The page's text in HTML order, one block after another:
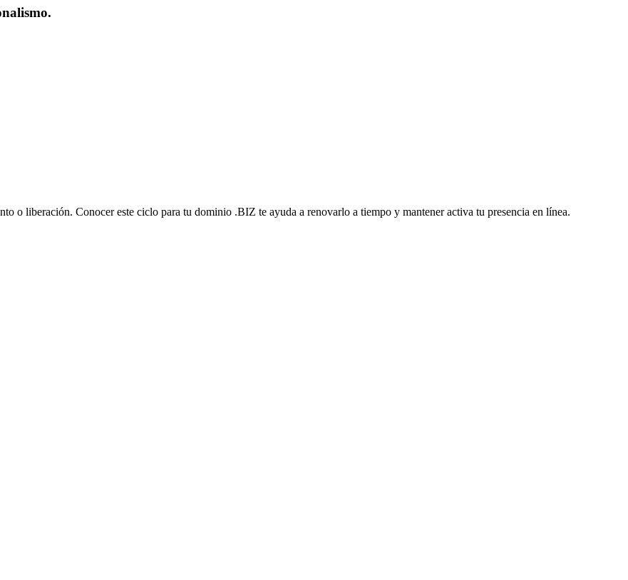
o liberación. Conocer este ciclo para tu dominio .BIZ te ayuda a renovarlo a tiempo y mantener activa tu presencia en línea.